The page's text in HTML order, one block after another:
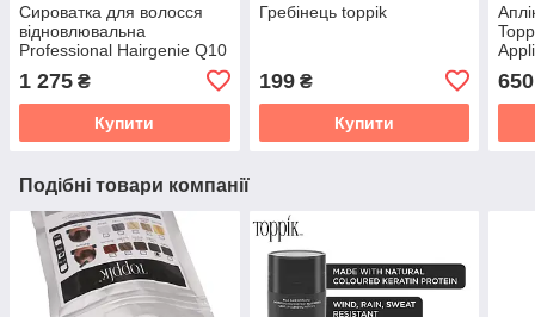
Сироватка для волосся
відновлювальна
Professional Hairgenie Q10
1 275 ₴
Купити
Гребінець toppik
199₴
Купити
650
Подібні товари компанії